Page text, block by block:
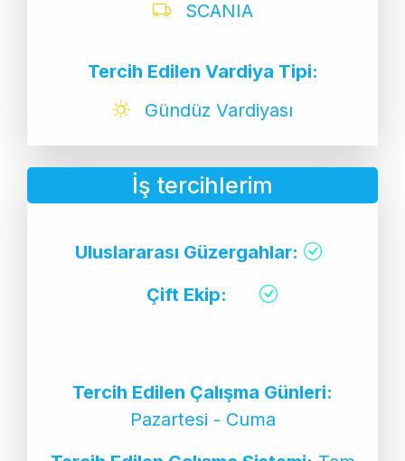
SCANIA
Tercih Edilen Vardiya Tipi:
Gündüz Vardiyası
İş tercihlerim
Uluslararası Güzergahlar:
Çift Ekip:
Tercih Edilen Çalışma Günleri:
Pazartesi - Cuma